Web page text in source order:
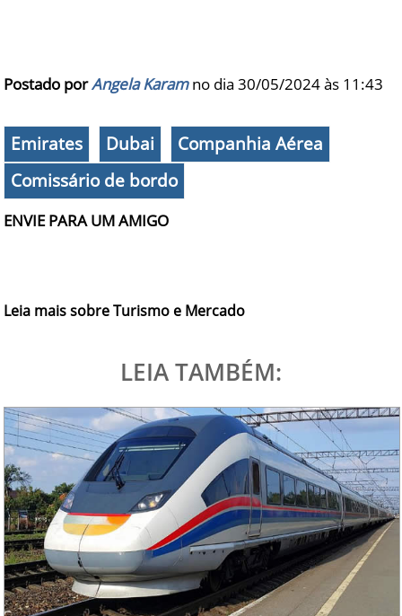
Postado porAngela Karamno dia 30/05/2024 às 11:43
Emirates Dubai
Companhia Aérea
Comissário de bordo
ENVIE PARA UM AMIGO
Leia mais sobre Turismo e Mercado
LEIA TAMBÉM: